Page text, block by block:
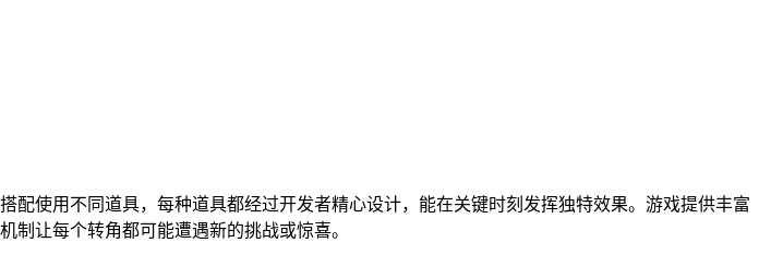
使用不同道具，每种道具都经过开发者精心设计，能在关键时刻发挥独特效果。游戏提供丰富
制让每个转角都可能遭遇新的挑战或惊喜。